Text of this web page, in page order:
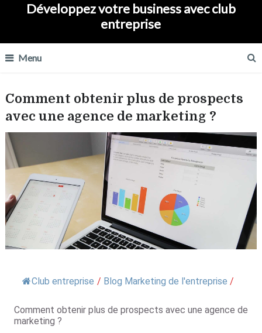
Développez votre business avec club
entreprise
Menu
Comment obtenir plus de prospects
avec une agence de marketing ?
Club entreprise / Blog Marketing de l'entreprise /
Comment obtenir plus de prospects avec une agence de
marketing ?